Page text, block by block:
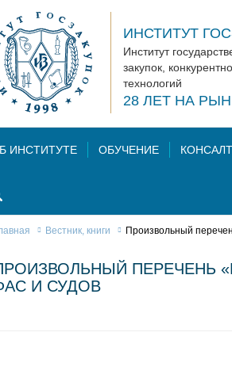
ИНСТИТУТ
Институт
закупок,
технологий
28 ЛЕТ НА
ИНСТИТУТЕ ОБУЧЕНИЕ
Вестник, книги Произвольный
ПЕРЕЧЕНЬ
И СУДОВ